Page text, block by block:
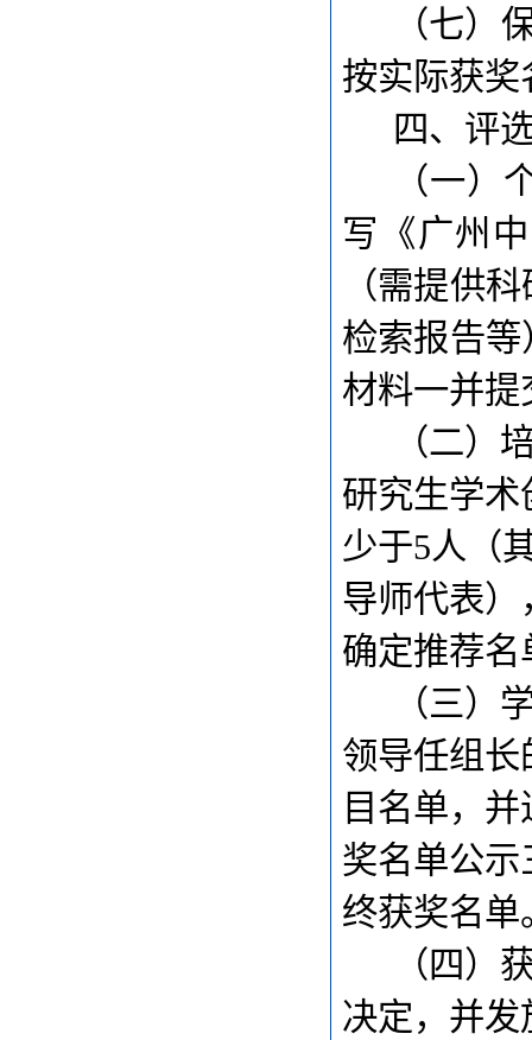
（七）
按实际获
四、 评
（一）
写《广州
（需提供
检索报告
材料一并
（二）
研究生学
少于5人（
导师代表
确定推荐名
（三）
领导任组
目名单，
奖名单公
终获奖名单
（四）
决定，并